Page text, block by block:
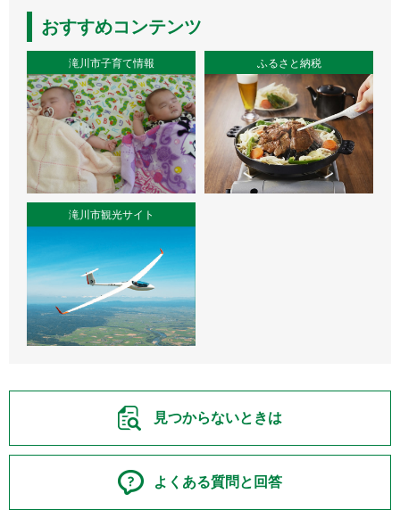
おすすめコンテンツ
滝川市子育て情報 ふるさと納税
滝川市観光サイト
見つからないときは
よくある質問と回答